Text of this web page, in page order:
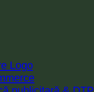
Logo